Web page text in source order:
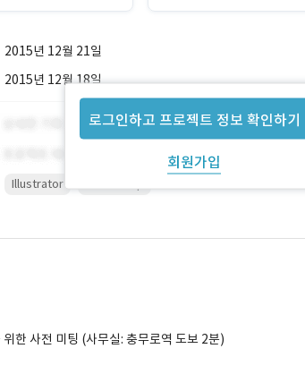
2015년 12월 21일
로그인하고 프로젝트 정보 확인하기
회원가입
2015년 12월 18일
Illustrator
한 사전 미팅 (사무실: 충무로역 도보 2분)